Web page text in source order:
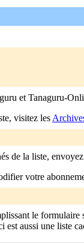
et Tanaguru-
visitez les
de la liste,
votre
le
aussi une liste